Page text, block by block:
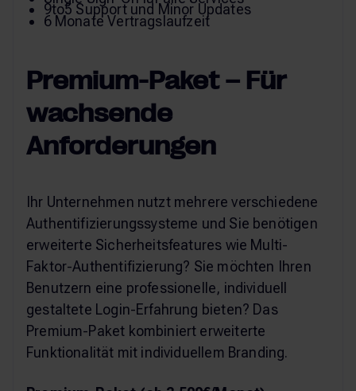
9to5 Support und Minor Updates
6 Monate Vertragslaufzeit
Premium-Paket – Für
wachsende
Anforderungen
Ihr Unternehmen nutzt mehrere verschiedene
Authentifizierungssysteme und Sie benötigen
erweiterte Sicherheitsfeatures wie Multi-
Faktor-Authentifizierung? Sie möchten Ihren
Benutzern eine professionelle, individuell
gestaltete Login-Erfahrung bieten? Das
Premium-Paket kombiniert erweiterte
Funktionalität mit individuellem Branding.